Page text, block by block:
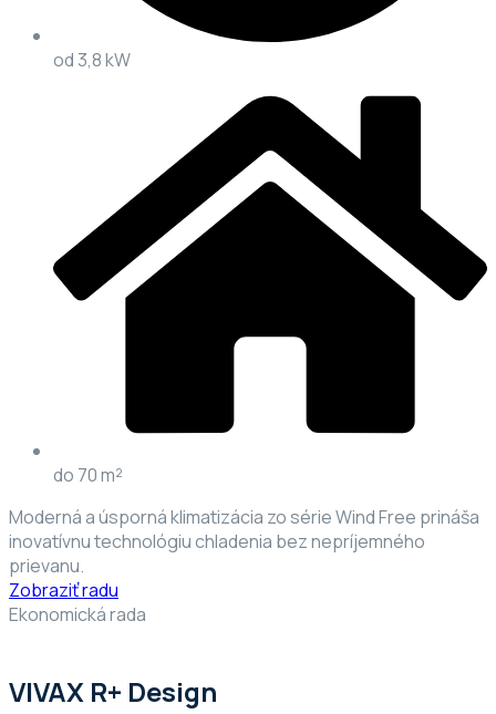
od 3,8 kW
do 70 m²
Moderná a úsporná klimatizácia zo série Wind Free prináša
inovatívnu technológiu chladenia bez nepríjemného
prievanu.
Zobraziť radu
Ekonomická rada
VIVAX R+ Design